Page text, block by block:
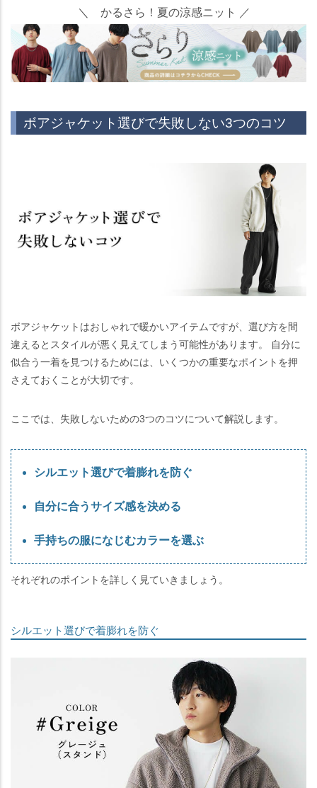
＼ かるさら！夏の涼感ニット ／
ボアジャケット選びで失敗しない3つのコツ
ボアジャケットはおしゃれで暖かいアイテムですが、選び方を間
違えるとスタイルが悪く見えてしまう可能性があります。 自分に
似合う一着を見つけるためには、いくつかの重要なポイントを押
さえておくことが大切です。
ここでは、失敗しないための3つのコツについて解説します。
シルエット選びで着膨れを防ぐ
自分に合うサイズ感を決める
手持ちの服になじむカラーを選ぶ
それぞれのポイントを詳しく見ていきましょう。
シルエット選びで着膨れを防ぐ